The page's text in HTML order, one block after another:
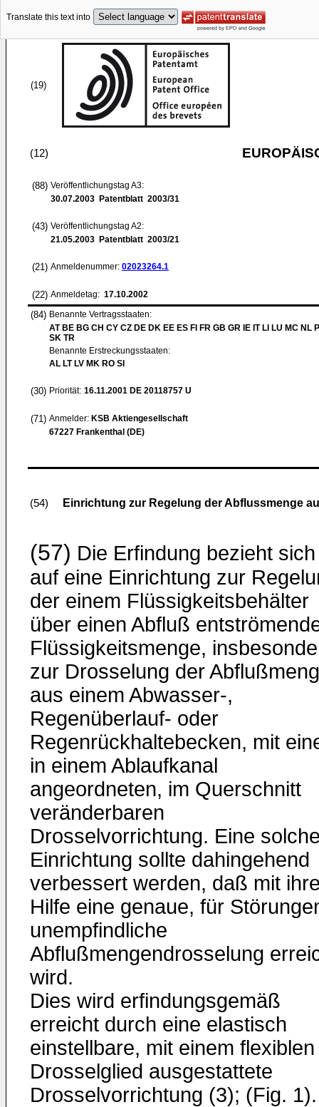
Translate this text into
(19)
(12)
(88) Veröffentlichungstag A3:
30.07.2003 Patentblatt 2003/31
(43) Veröffentlichungstag A2:
21.05.2003 Patentblatt 2003/21
(21) Anmeldenummer: 02023264.1
(22) Anmeldetag: 17.10.2002
(84) Benannte Vertragsstaaten:
AT BE BG CH CY CZ DE DK EE ES FI FR GB GR IE IT LI LU MC NL
SK TR
Benannte Erstreckungsstaaten:
AL LT LV MK RO SI
(30) Priorität: 16.11.2001 DE 20118757 U
(71) Anmelder: KSB Aktiengesellschaft
67227 Frankenthal (DE)
(54) Einrichtung zur Regelung der Abflussmenge
(57) Die Erfindung bezieht sich
auf eine Einrichtung zur
der einem Flüssigkeitsbehälter
über einen Abfluß
Flüssigkeitsmenge,
zur Drosselung der
aus einem Abwasser-,
Regenüberlauf- oder
Regenrückhaltebecken, mit
in einem Ablaufkanal
angeordneten, im Querschnitt
veränderbaren
Drosselvorrichtung. Eine
Einrichtung sollte dahingehend
verbessert werden, daß mit
Hilfe eine genaue, für
unempfindliche
Abflußmengendrosselung
wird.
Dies wird erfindungsgemäß
erreicht durch eine elastisch
einstellbare, mit einem flexiblen
Drosselglied ausgestattete
Drosselvorrichtung (3); (Fig. 1).